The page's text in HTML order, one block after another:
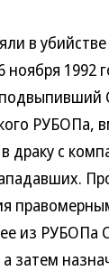
в убийстве
1992
РУБОПа,
драку с
из